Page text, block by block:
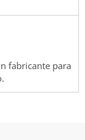
fabricante para